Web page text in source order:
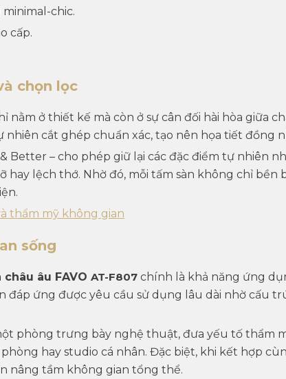
chic.
cấp.
chọn lọc
nằm ở thiết kế mà còn ở sự cân đối hài hòa giữa
cắt ghép chuẩn xác, tạo nên họa tiết đồng
Better – cho phép giữ lại các đặc điểm tự nhiên
lệch thớ. Nhờ đó, mỗi tấm sàn không chỉ bền
thẩm mỹ không gian
sống
âu FAVO AT-F807 chính là khả năng ứng
đáp ứng được yêu cầu sử dụng lâu dài nhờ cấu
phòng trưng bày nghệ thuật, đưa yếu tố thẩm
hay studio cá nhân. Đặc biệt, khi kết hợp
nâng tầm không gian tổng thể.